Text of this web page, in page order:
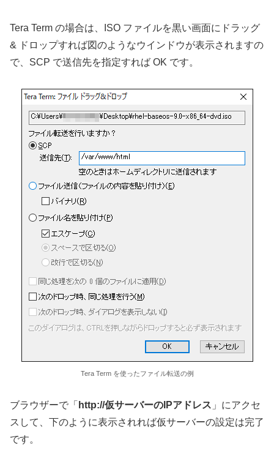
Tera Term の場合は、ISO ファイルを黒い画面にドラッグ
& ドロップすれば図のようなウインドウが表示されますの
で、SCP で送信先を指定すれば OK です。
Tera Term を使ったファイル転送の例
ブラウザーで「 http://仮サーバーのIPアドレス 」にアクセ
スして、下のように表示されれば仮サーバーの設定は完了
です。